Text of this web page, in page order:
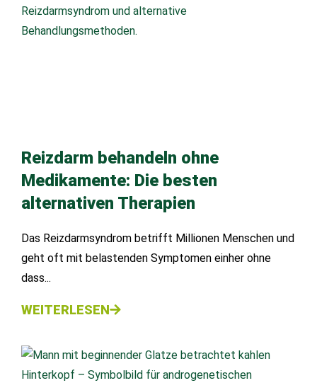
Reizdarm behandeln ohne
Medikamente: Die besten
alternativen Therapien
Das Reizdarmsyndrom betrifft Millionen Menschen und
geht oft mit belastenden Symptomen einher ohne
dass...
WEITERLESEN